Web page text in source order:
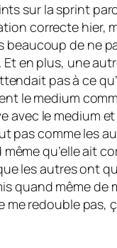
sur la sprint
correcte hier,
beaucoup de ne
Et en plus, une
pas à ce
le medium
avec le medium et
pas comme les
qu’elle ait
les autres ont
quand même
redouble pas,